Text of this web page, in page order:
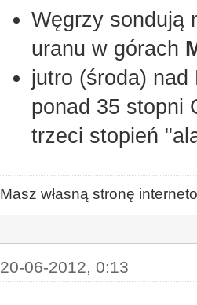
Węgrzy sondują
uranu w górach
jutro (środa) nad
ponad 35 stopni
trzeci stopień
Masz własną stronę
20-06-2012, 0:13